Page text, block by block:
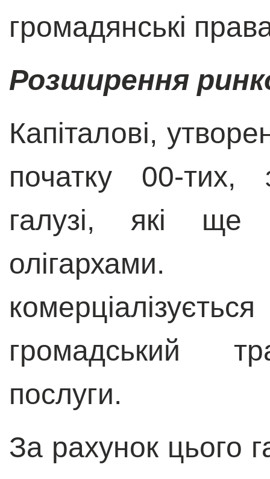
громадянські
Розширення
Капіталові,
початку 00-
галузі, які ще
громадський
послуги.
За рахунок цього